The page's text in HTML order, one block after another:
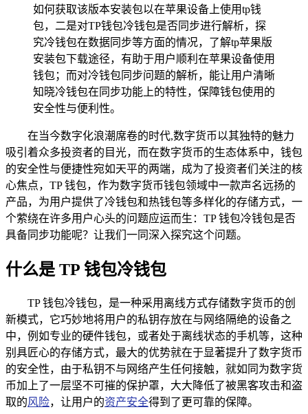
如何获取该版本安装包以在苹果设备上使用tp钱
包，二是对TP钱包冷钱包是否同步进行解析，探
究冷钱包在数据同步等方面的情况，了解tp苹果版
安装包下载途径，有助于用户顺利在苹果设备使用
钱包；而对冷钱包同步问题的解析，能让用户清晰
知晓冷钱包在同步功能上的特性，保障钱包使用的
安全性与便利性。
在当今数字化浪潮席卷的时代,数字货币以其独特的魅力
吸引着众多投资者的目光，而在数字货币的生态体系中，钱包
的安全性与便捷性宛如天平的两端，成为了投资者们关注的核
心焦点，TP 钱包，作为数字货币钱包领域中一款声名远扬的
产品，为用户提供了冷钱包和热钱包等多样化的存储方式，一
个萦绕在许多用户心头的问题应运而生：TP 钱包冷钱包是否
具备同步功能呢？让我们一同深入探究这个问题。
什么是 TP 钱包冷钱包
TP 钱包冷钱包，是一种采用离线方式存储数字货币的创
新模式，它巧妙地将用户的私钥存放在与网络隔绝的设备之
中，例如专业的硬件钱包，或者处于离线状态的手机等，这种
别具匠心的存储方式，最大的优势就在于显著提升了数字货币
的安全性，由于私钥不与网络产生任何接触，就如同为数字货
币加上了一层坚不可摧的保护罩，大大降低了被黑客攻击和盗
取的风险，让用户的资产安全得到了更可靠的保障。